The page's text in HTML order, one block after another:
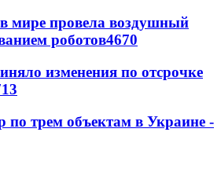
мире провела воздушный
роботов4670
изменения по отсрочке
по трем объектам в Украине -